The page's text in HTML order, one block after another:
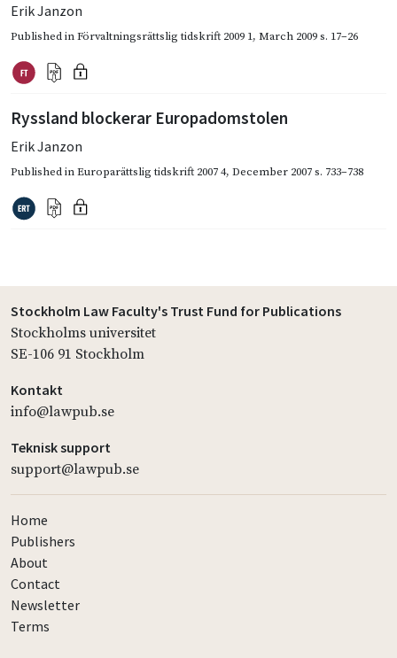
Erik Janzon
Published inFörvaltningsrättslig tidskrift 2009 1, March 2009s. 17–26
Ryssland blockerar Europadomstolen
Erik Janzon
Published inEuroparättslig tidskrift 2007 4, December 2007s. 733–738
Stockholm Law Faculty's Trust Fund for Publications
Stockholms universitet
SE-106 91 Stockholm
Kontakt
info@lawpub.se
Teknisk support
support@lawpub.se
Home
Publishers
About
Contact
Newsletter
Terms